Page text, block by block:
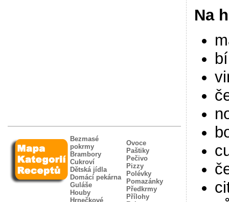
Bezmasé
pokrmy
Brambory
Cukroví
Dětská jídla
Domácí pekárna
Guláše
Houby
Hrnečkové
Ovoce
Paštiky
Pečivo
Pizzy
Polévky
Pomazánky
Předkrmy
Přílohy
Na